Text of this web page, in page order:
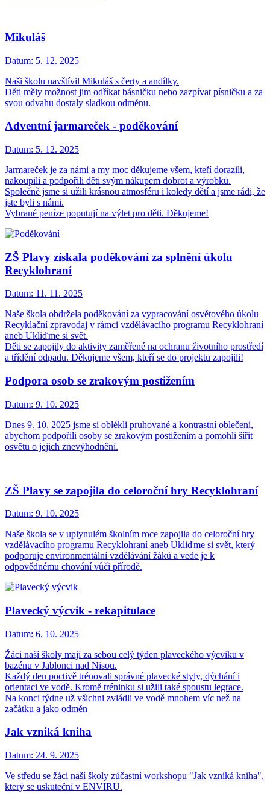
Mikuláš
Datum: 5. 12. 2025
Naši školu navštívil Mikuláš s čerty a andílky.
Děti měly možnost jim odříkat básničku nebo zazpívat písničku a za
svou odvahu dostaly sladkou odměnu.
Adventní jarmareček - poděkování
Datum: 5. 12. 2025
Jarmareček je za námi a my moc děkujeme všem, kteří dorazili,
nakoupili a podpořili děti svým nákupem dobrot a výrobků.
Společně jsme si užili krásnou atmosféru i koledy dětí a jsme rádi, že
jste byli s námi.
Vybrané peníze poputují na výlet pro děti. Děkujeme!
ZŠ Plavy získala poděkování za splnění úkolu
Recyklohraní
Datum: 11. 11. 2025
Naše škola obdržela poděkování za vypracování osvětového úkolu
Recyklační zpravodaj v rámci vzdělávacího programu Recyklohraní
aneb Ukliďme si svět.
Děti se zapojily do aktivity zaměřené na ochranu životního prostředí
a třídění odpadu. Děkujeme všem, kteří se do projektu zapojili!
Podpora osob se zrakovým postižením
Datum: 9. 10. 2025
Dnes 9. 10. 2025 jsme si oblékli pruhované a kontrastní oblečení,
abychom podpořili osoby se zrakovým postižením a pomohli šířit
osvětu o jejich znevýhodnění.
ZŠ Plavy se zapojila do celoroční hry Recyklohraní
Datum: 9. 10. 2025
Naše škola se v uplynulém školním roce zapojila do celoroční hry
vzdělávacího programu Recyklohraní aneb Ukliďme si svět, který
podporuje environmentální vzdělávání žáků a vede je k
odpovědnému chování vůči přírodě.
Plavecký výcvik - rekapitulace
Datum: 6. 10. 2025
Žáci naší školy mají za sebou celý týden plaveckého výcviku v
bazénu v Jablonci nad Nisou.
Každý den poctivě trénovali správné plavecké styly, dýchání i
orientaci ve vodě. Kromě tréninku si užili také spoustu legrace.
Na konci týdne už všichni zvládli ve vodě mnohem víc než na
začátku a jako odměn
Jak vzniká kniha
Datum: 24. 9. 2025
Ve středu se žáci naší školy zúčastní workshopu "Jak vzniká kniha",
který se uskuteční v ENVIRU.